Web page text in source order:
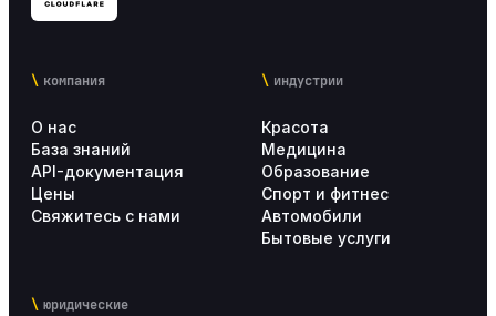
компания
О нас
База знаний
API-документация
Цены
Свяжитесь с нами
индустрии
Красота
Медицина
Образование
Спорт и фитнес
Автомобили
Бытовые услуги
юридические